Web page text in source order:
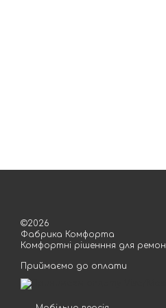
©2026
Фабрика Комфорта
Комфортні рішенння для
Приймаємо до оплати